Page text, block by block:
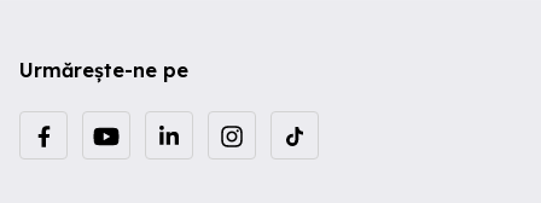
Urmărește-ne pe